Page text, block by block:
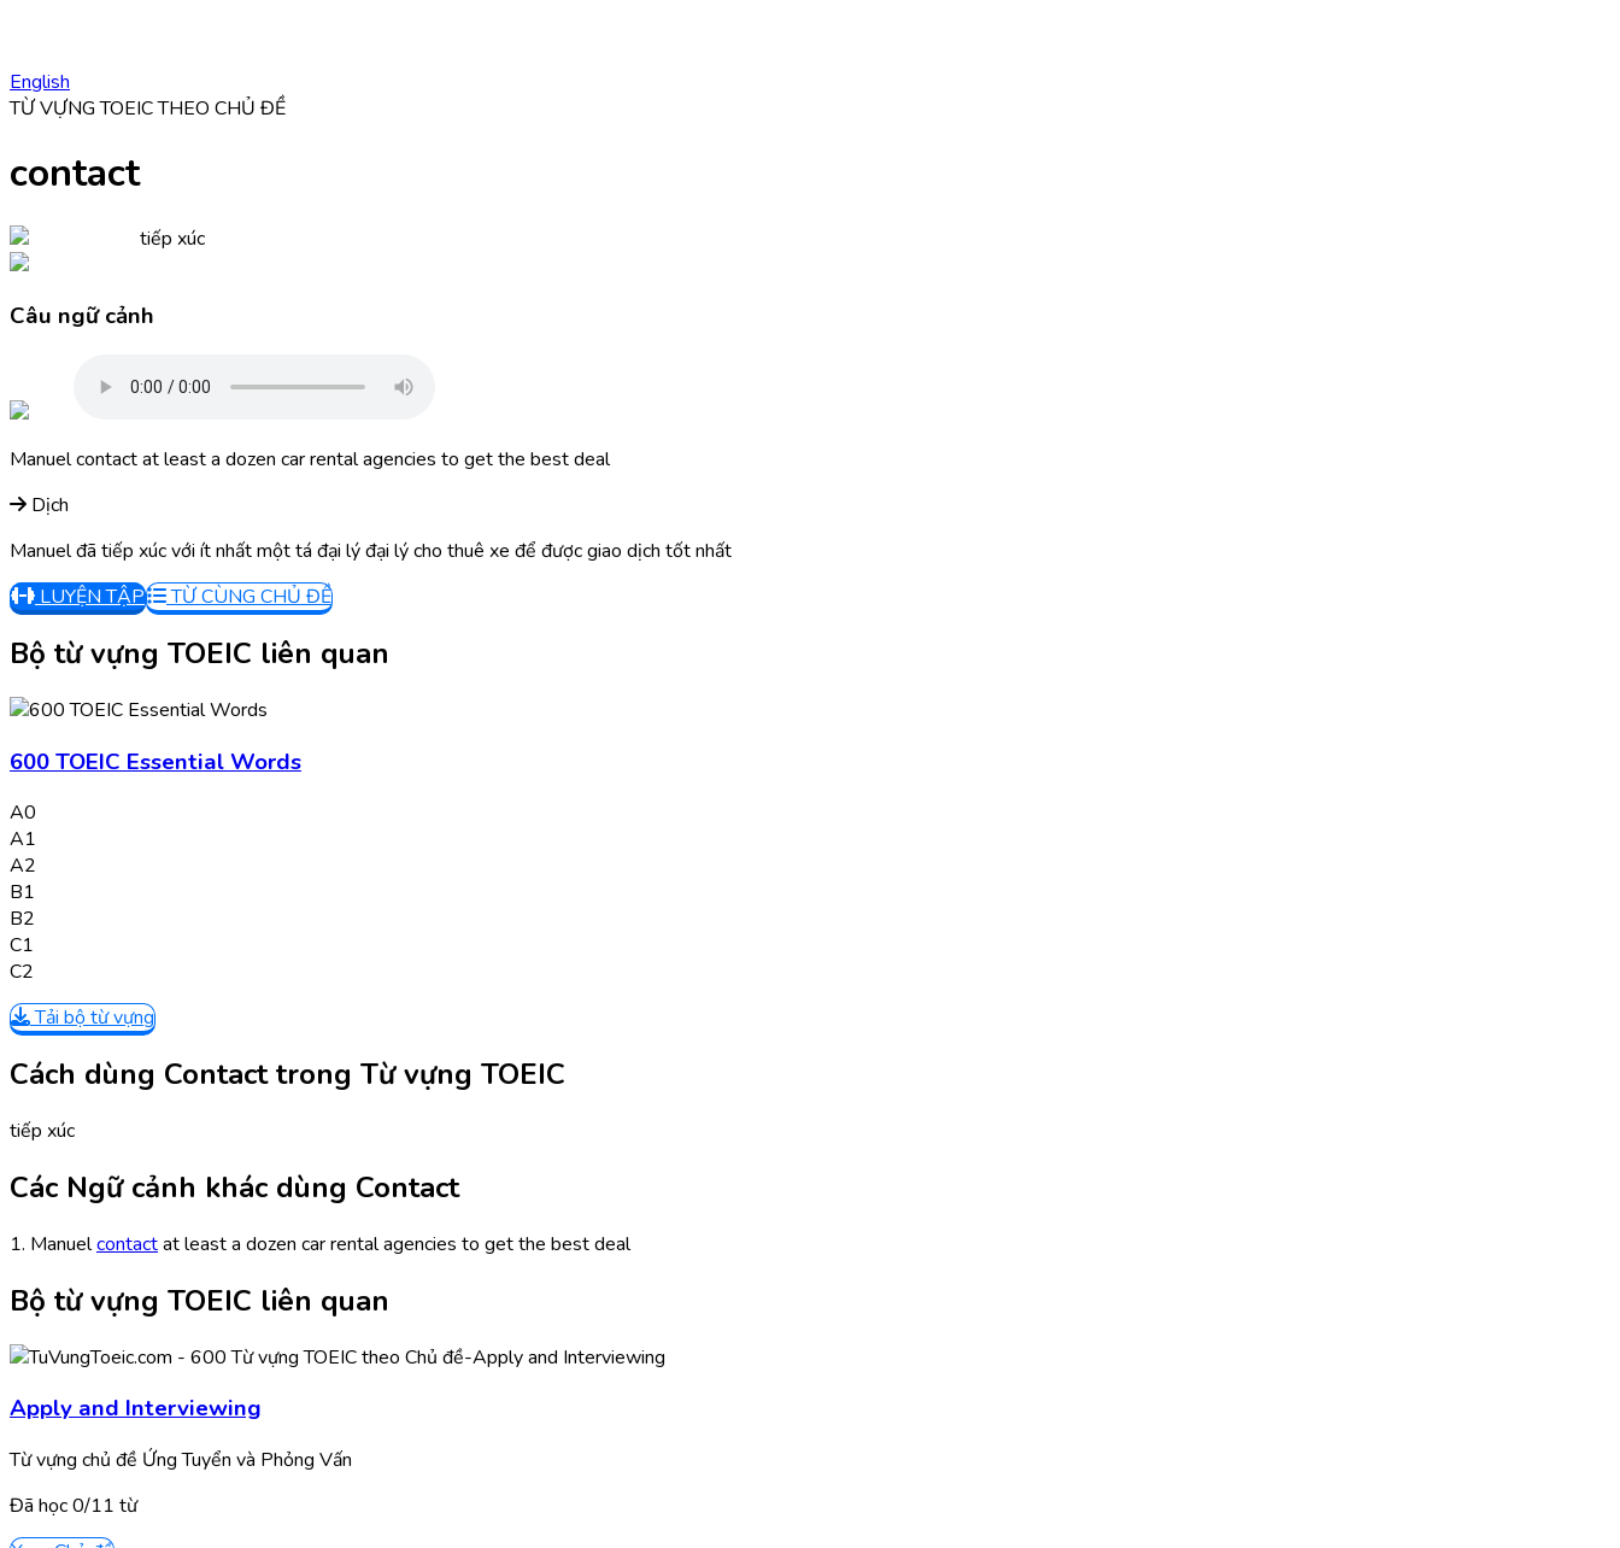
English
TỪ VỰNG TOEIC THEO CHỦ ĐỀ
contact
tiếp xúc
Câu ngữ cảnh
Manuelcontactat least a dozen car rental agencies to get the best deal
Dịch
Manuel đã tiếp xúc với ít nhất một tá đại lý đại lý cho thuê xe để được giao dịch tốt nhất
LUYỆN TẬP
TỪ CÙNG CHỦ ĐỀ
Bộ từ vựng TOEIC liên quan
600 TOEIC Essential Words
A0
A1
A2
B1
B2
C1
C2
Tải bộ từ vựng
Cách dùng Contact trong Từ vựng TOEIC
tiếp xúc
Các Ngữ cảnh khác dùng Contact
1. Manuelcontactat least a dozen car rental agencies to get the best deal
Bộ từ vựng TOEIC liên quan
Apply and Interviewing
Từ vựng chủ đề Ứng Tuyển và Phỏng Vấn
Đã học0/11 từ